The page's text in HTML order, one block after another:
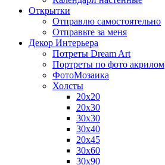
Открытки
Отправлю самостоятельно
Отправьте за меня
Декор Интерьера
Потреты Dream Art
Портреты по фото акрилом
ФотоМозаика
Холсты
20х20
20х30
30х30
30х40
20х45
30х60
30х90